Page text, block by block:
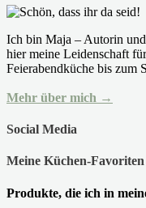
Ich bin Maja – Autorin
hier meine Leidenschaft
Feierabendküche bis zum
Mehr über mich →
Social Media
Meine Küchen-Favoriten
Produkte, die ich in